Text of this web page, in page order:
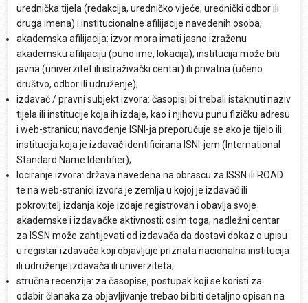
urednička tijela (redakcija, uredničko vijeće, urednički odbor ili
druga imena) i institucionalne afilijacije navedenih osoba;
akademska afilijacija: izvor mora imati jasno izraženu
akademsku afilijaciju (puno ime, lokacija); institucija može biti
javna (univerzitet ili istraživački centar) ili privatna (učeno
društvo, odbor ili udruženje);
izdavač / pravni subjekt izvora: časopisi bi trebali istaknuti naziv
tijela ili institucije koja ih izdaje, kao i njihovu punu fizičku adresu
i web-stranicu; navođenje ISNI-ja preporučuje se ako je tijelo ili
institucija koja je izdavač identificirana ISNI-jem (International
Standard Name Identifier);
lociranje izvora: država navedena na obrascu za ISSN ili ROAD
te na web-stranici izvora je zemlja u kojoj je izdavač ili
pokrovitelj izdanja koje izdaje registrovan i obavlja svoje
akademske i izdavačke aktivnosti; osim toga, nadležni centar
za ISSN može zahtijevati od izdavača da dostavi dokaz o upisu
u registar izdavača koji objavljuje priznata nacionalna institucija
ili udruženje izdavača ili univerziteta;
stručna recenzija: za časopise, postupak koji se koristi za
odabir članaka za objavljivanje trebao bi biti detaljno opisan na